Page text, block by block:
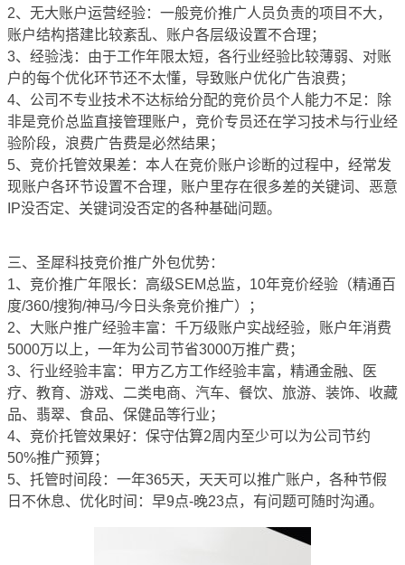
2、无大账户运营经验：一般竞价推广人员负责的项目不大，
账户结构搭建比较紊乱、账户各层级设置不合理；
3、经验浅：由于工作年限太短，各行业经验比较薄弱、对账
户的每个优化环节还不太懂，导致账户优化广告浪费；
4、公司不专业技术不达标给分配的竞价员个人能力不足：除
非是竞价总监直接管理账户，竞价专员还在学习技术与行业经
验阶段，浪费广告费是必然结果；
5、竞价托管效果差：本人在竞价账户诊断的过程中，经常发
现账户各环节设置不合理，账户里存在很多差的关键词、恶意
IP没否定、关键词没否定的各种基础问题。
三、圣犀科技竞价推广外包优势：
1、竞价推广年限长：高级SEM总监，10年竞价经验（精通百
度/360/搜狗/神马/今日头条竞价推广）；
2、大账户推广经验丰富：千万级账户实战经验，账户年消费
5000万以上，一年为公司节省3000万推广费；
3、行业经验丰富：甲方乙方工作经验丰富，精通金融、医
疗、教育、游戏、二类电商、汽车、餐饮、旅游、装饰、收藏
品、翡翠、食品、保健品等行业；
4、竞价托管效果好：保守估算2周内至少可以为公司节约
50%推广预算；
5、托管时间段：一年365天，天天可以推广账户，各种节假
日不休息、优化时间：早9点-晚23点，有问题可随时沟通。